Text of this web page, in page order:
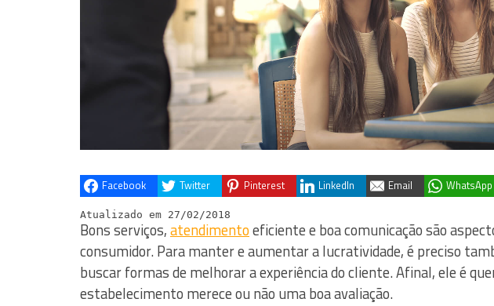
Facebook Twitter Pinterest LinkedIn Email WhatsApp
Atualizado em 27/02/2018
Bons serviços,atendimentoeficiente e boa comunicação são
consumidor. Para manter e aumentar a lucratividade, é preciso
buscar formas de melhorar a experiência do cliente. Afinal, ele é
estabelecimento merece ou não uma boa avaliação.